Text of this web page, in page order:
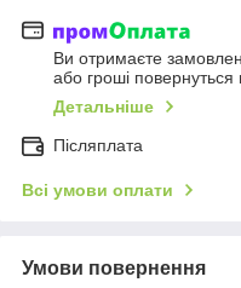
Ви отримаєте
або гроші повернуться
Детальніше
Післяплата
Всі умови оплати
Умови повернення